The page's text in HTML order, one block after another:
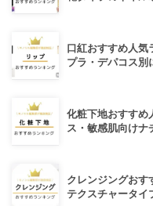
口紅おすすめ人気
プラ・デパコス別
化粧下地おすすめ
ス・敏感肌向けナ
クレンジングおす
テクスチャータイ